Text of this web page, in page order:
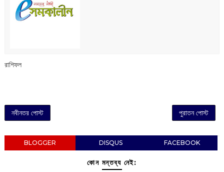
রাশিফল
নবীনতর পোস্ট পুরাতন পোস্ট
BLOGGER DISQUS FACEBOOK
কোন মন্তব্য নেই: